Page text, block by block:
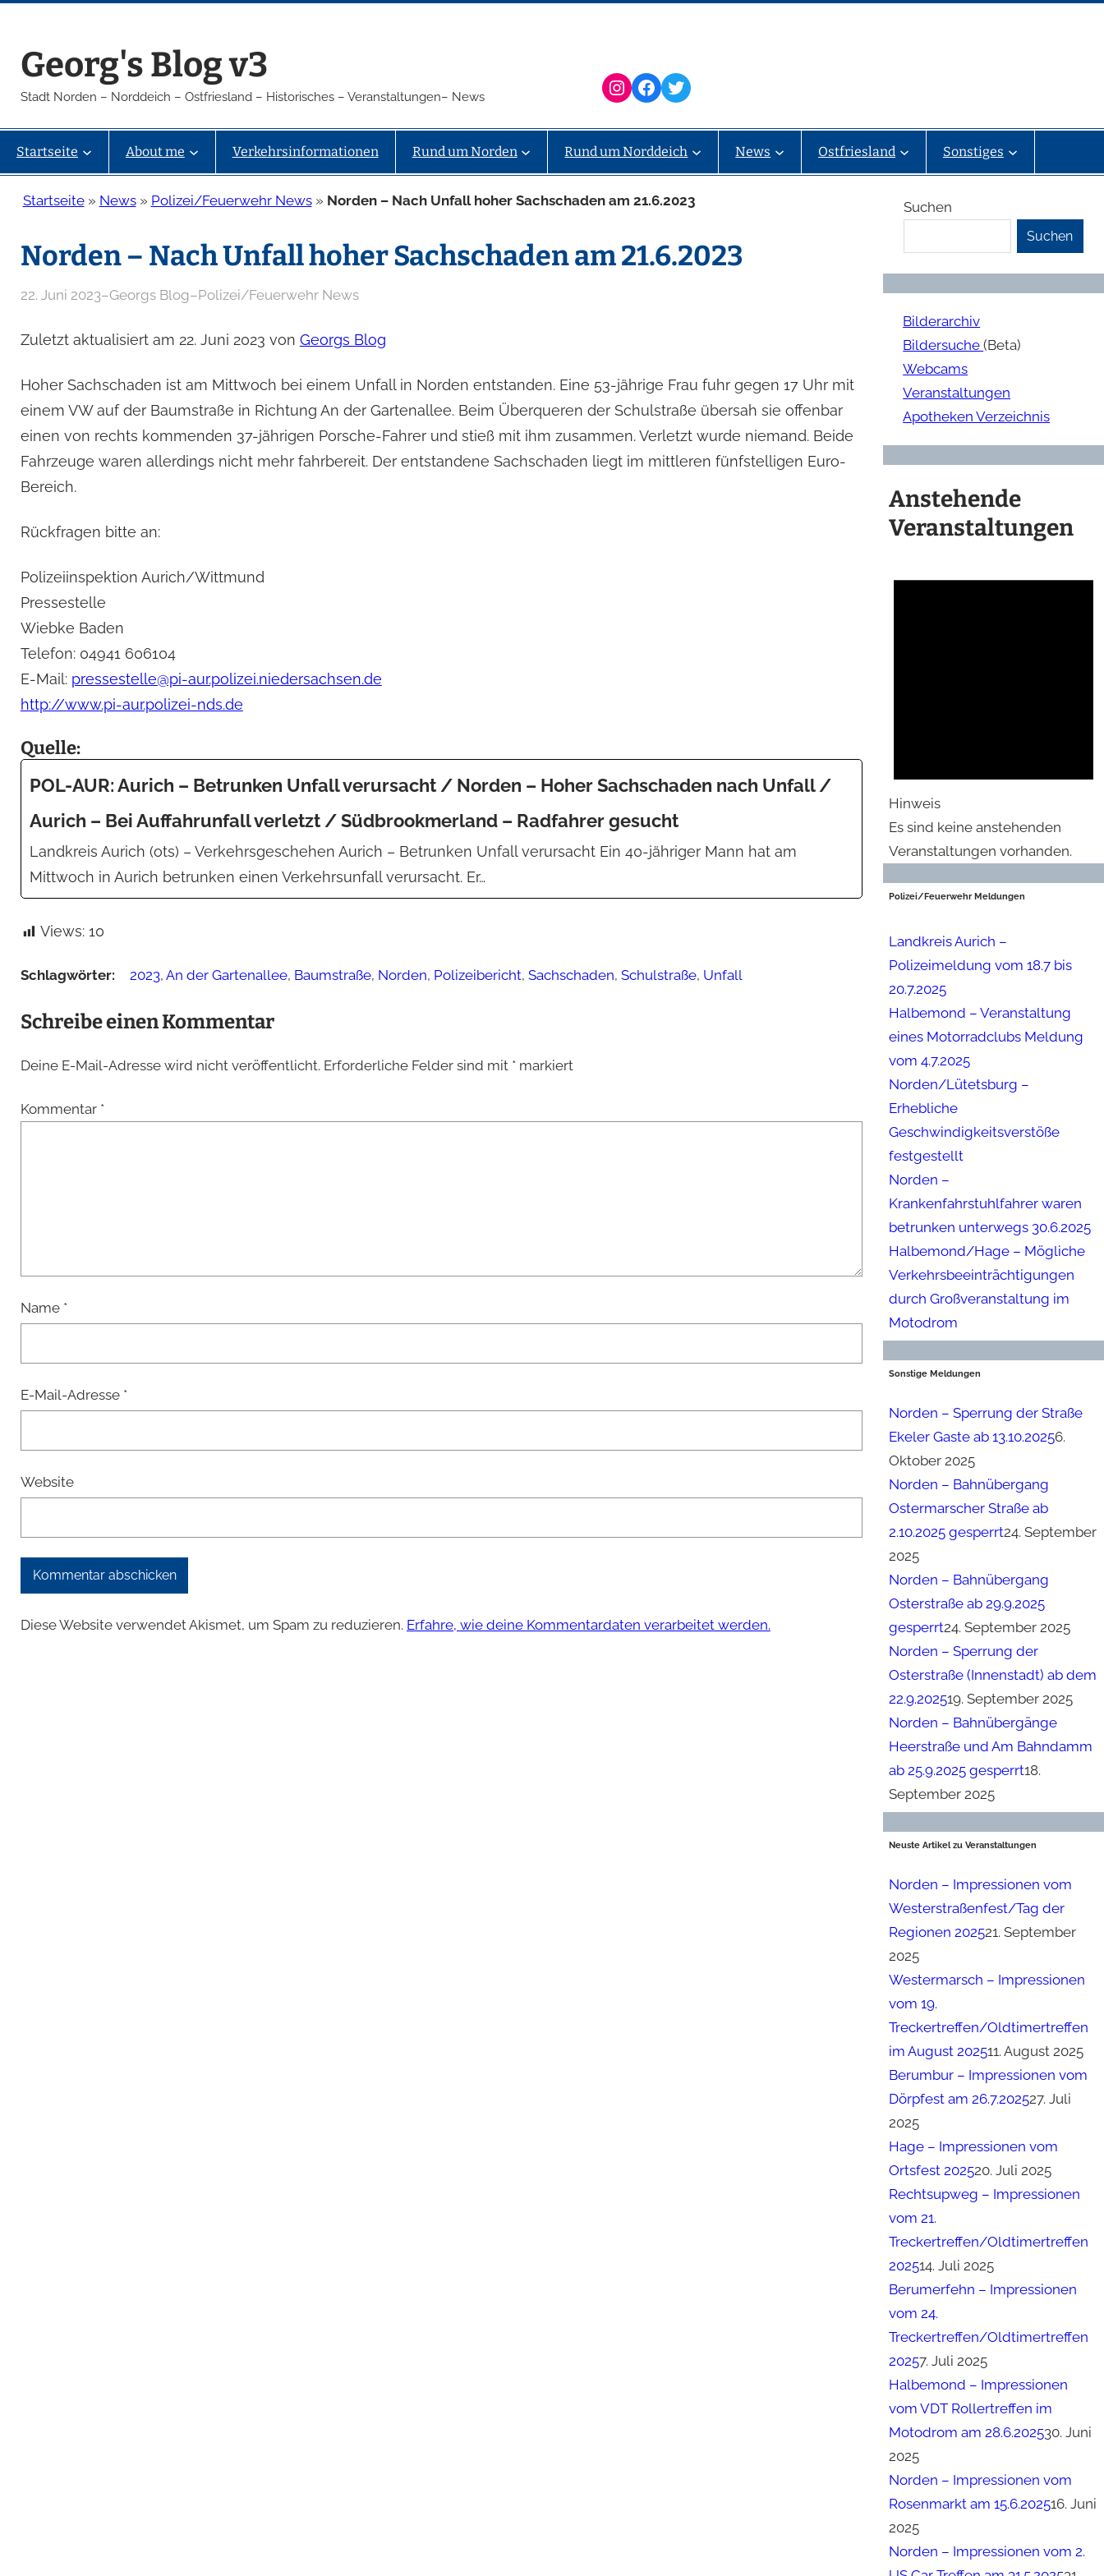
springen
Georg's Blog v3
Stadt Norden – Norddeich – Ostfriesland – Historisches – Veranstaltungen– News Instagram Facebook Twitter
Startseite About me Verkehrsinformationen Rund um Norden Rund um Norddeich News Ostfriesland Sonstiges
Startseite» News» Polizei/Feuerwehr News» Norden – Nach Unfall hoher Sachschaden am 21.6.2023
Norden – Nach Unfall hoher Sachschaden am 21.6.2023
22. Juni 2023–Georgs Blog–Polizei/Feuerwehr News
Zuletzt aktualisiert am 22. Juni 2023 von Georgs Blog
Hoher Sachschaden ist am Mittwoch bei einem Unfall in Norden entstanden. Eine 53-jährige Frau fuhr gegen 17 Uhr mit
einem VW auf der Baumstraße in Richtung An der Gartenallee. Beim Überqueren der Schulstraße übersah sie offenbar
einen von rechts kommenden 37-jährigen Porsche-Fahrer und stieß mit ihm zusammen. Verletzt wurde niemand. Beide
Fahrzeuge waren allerdings nicht mehr fahrbereit. Der entstandene Sachschaden liegt im mittleren fünfstelligen Euro-
Bereich.
Rückfragen bitte an:
Polizeiinspektion Aurich/Wittmund
Pressestelle
Wiebke Baden
Telefon: 04941 606104
E-Mail: pressestelle@pi-aur.polizei.niedersachsen.de
http://www.pi-aur.polizei-nds.de
Quelle:
POL-AUR: Aurich – Betrunken Unfall verursacht / Norden – Hoher Sachschaden nach Unfall /
Aurich – Bei Auffahrunfall verletzt / Südbrookmerland – Radfahrer gesucht
Landkreis Aurich (ots) – Verkehrsgeschehen Aurich – Betrunken Unfall verursacht Ein 40-jähriger Mann hat am
Mittwoch in Aurich betrunken einen Verkehrsunfall verursacht. Er…
Views: 10
Schlagwörter: 2023,An der Gartenallee, Baumstraße, Norden, Polizeibericht,Sachschaden,Schulstraße, Unfall
Schreibe einen Kommentar
Deine E-Mail-Adresse wird nicht veröffentlicht. Erforderliche Felder sind mit *markiert
Kommentar *
Name *
E-Mail-Adresse *
Website
Diese Website verwendet Akismet, um Spam zu reduzieren. Erfahre, wie deine Kommentardaten verarbeitet werden.
Suchen
Suchen
Bilderarchiv
Bildersuche(Beta)
Webcams
Veranstaltungen
Apotheken Verzeichnis
Anstehende
Veranstaltungen
Hinweis
Es sind keine anstehenden
Veranstaltungen vorhanden.
Polizei/Feuerwehr Meldungen
Landkreis Aurich –
Polizeimeldung vom 18.7 bis
20.7.2025
Halbemond – Veranstaltung
eines Motorradclubs Meldung
vom 4.7.2025
Norden/Lütetsburg –
Erhebliche
Geschwindigkeitsverstöße
festgestellt
Norden –
Krankenfahrstuhlfahrer waren
betrunken unterwegs 30.6.2025
Halbemond/Hage – Mögliche
Verkehrsbeeinträchtigungen
durch Großveranstaltung im
Motodrom
Sonstige Meldungen
Norden – Sperrung der Straße
Ekeler Gaste ab 13.10.20256.
Oktober 2025
Norden – Bahnübergang
Ostermarscher Straße ab
2.10.2025 gesperrt24. September
2025
Norden – Bahnübergang
Osterstraße ab 29.9.2025
gesperrt24. September 2025
Norden – Sperrung der
Osterstraße (Innenstadt) ab dem
22.9.202519. September 2025
Norden – Bahnübergänge
Heerstraße und Am Bahndamm
ab 25.9.2025 gesperrt18.
September 2025
Neuste Artikel zu Veranstaltungen
Norden – Impressionen vom
Westerstraßenfest/Tag der
Regionen 202521. September
2025
Westermarsch – Impressionen
vom 19.
Treckertreffen/Oldtimertreffen
im August 202511. August 2025
Berumbur – Impressionen vom
Dörpfest am 26.7.202527. Juli
2025
Hage – Impressionen vom
Ortsfest 202520. Juli 2025
Rechtsupweg – Impressionen
vom 21.
Treckertreffen/Oldtimertreffen
202514. Juli 2025
Berumerfehn – Impressionen
vom 24.
Treckertreffen/Oldtimertreffen
20257. Juli 2025
Halbemond – Impressionen
vom VDT Rollertreffen im
Motodrom am 28.6.202530. Juni
2025
Norden – Impressionen vom
Rosenmarkt am 15.6.202516. Juni
2025
Norden – Impressionen vom 2.